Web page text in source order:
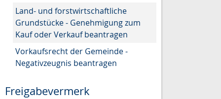
Land- und forstwirtschaftliche
Grundstücke - Genehmigung zum
Kauf oder Verkauf beantragen
Vorkaufsrecht der Gemeinde -
Negativzeugnis beantragen
Freigabevermerk